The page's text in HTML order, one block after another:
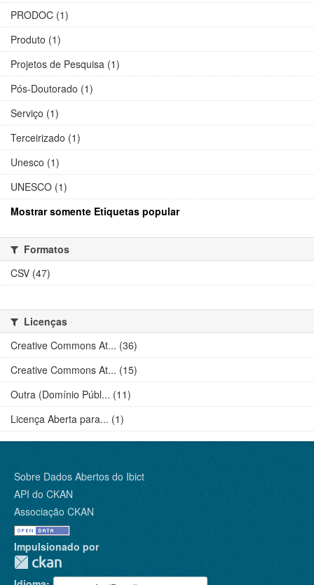
PRODOC (1)
Produto (1)
Projetos de Pesquisa (1)
Pós-Doutorado (1)
Serviço (1)
Terceirizado (1)
Unesco (1)
UNESCO (1)
Mostrar somente Etiquetas popular
Formatos
CSV (47)
Licenças
Creative Commons At... (36)
Creative Commons At... (15)
Outra (Domínio Públ... (11)
Licença Aberta para... (1)
Sobre Dados Abertos do Ibict
API do CKAN
Associação CKAN
Impulsionado por